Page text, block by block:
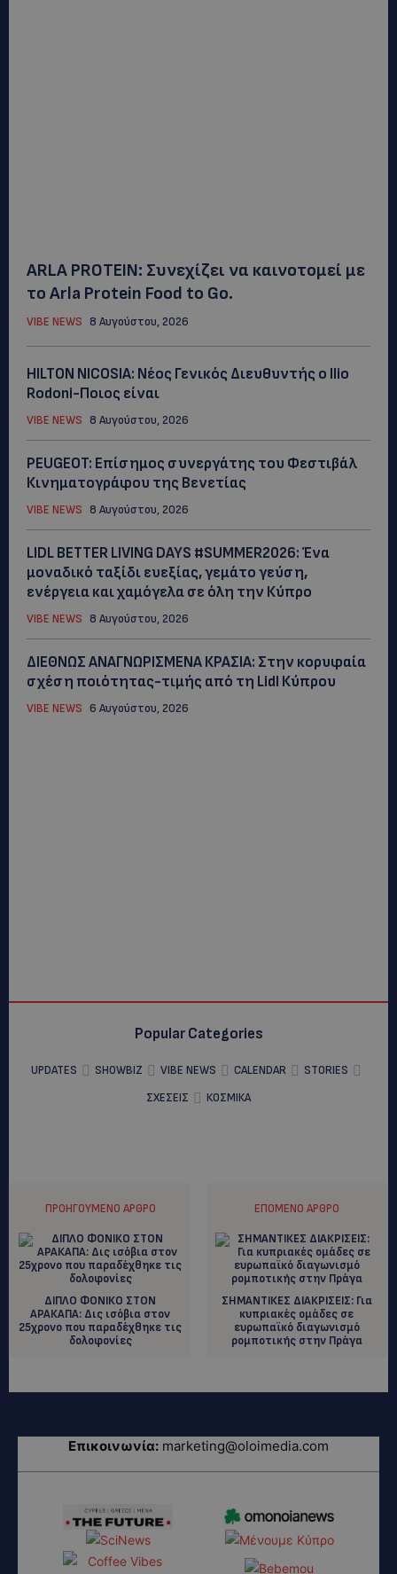
ARLA PROTEIN: Συνεχίζει να καινοτομεί με
το Arla Protein Food to Go.
VIBE NEWS 8 Αυγούστου, 2026
HILTON NICOSIA: Νέος Γενικός Διευθυντής ο Ilio
Rodoni-Ποιος είναι
VIBE NEWS 8 Αυγούστου, 2026
PEUGEOT: Eπίσημος συνεργάτης του Φεστιβάλ
Κινηματογράφου της Βενετίας
VIBE NEWS 8 Αυγούστου, 2026
LIDL BETTER LIVING DAYS #SUMMER2026: Ένα
μοναδικό ταξίδι ευεξίας, γεμάτο γεύση,
ενέργεια και χαμόγελα σε όλη την Κύπρο
VIBE NEWS 8 Αυγούστου, 2026
ΔΙΕΘΝΩΣ ΑΝΑΓΝΩΡΙΣΜΕΝΑ ΚΡΑΣΙΑ: Στην κορυφαία
σχέση ποιότητας-τιμής από τη Lidl Κύπρου
VIBE NEWS 6 Αυγούστου, 2026
Popular Categories
UPDATES SHOWBIZ VIBE NEWS CALENDAR
STORIES
ΣΧΕΣΕΙΣ
ΚΟΣΜΙΚΑ
ΠΡΟΗΓΟΎΜΕΝΟ ΆΡΘΡΟ
ΔΙΠΛΟ ΦΟΝΙΚΟ ΣΤΟΝ
ΑΡΑΚΑΠΑ: Δις ισόβια στον
25χρονο που παραδέχθηκε τις
δολοφονίες
ΕΠΌΜΕΝΟ ΆΡΘΡΟ
ΣΗΜΑΝΤΙΚΕΣ ΔΙΑΚΡΙΣΕΙΣ: Για
κυπριακές ομάδες σε
ευρωπαϊκό διαγωνισμό
ρομποτικής στην Πράγα
Επικοινωνία: marketing@oloimedia.com